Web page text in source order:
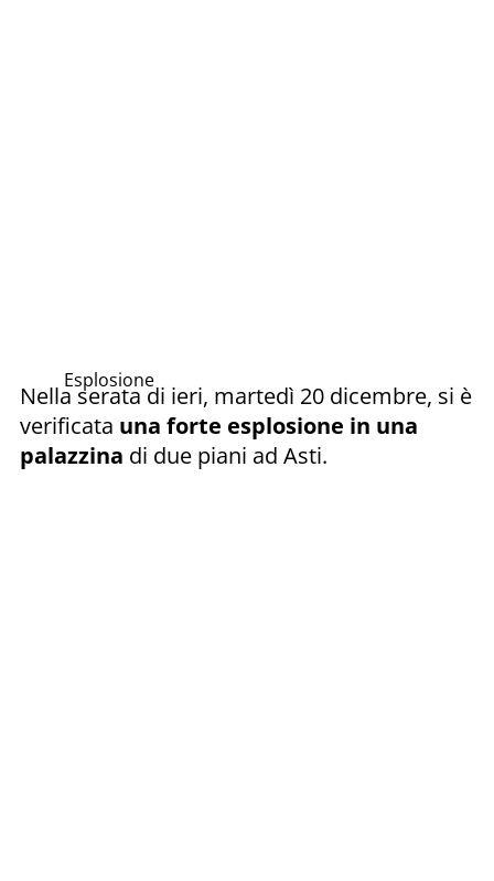
Esplosione
Nella serata di ieri, martedì 20 dicembre, si è
verificata una forte esplosione in una
palazzina di due piani ad Asti.